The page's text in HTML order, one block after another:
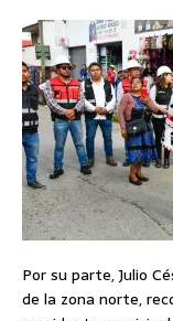
Por su parte, Julio
de la zona norte,